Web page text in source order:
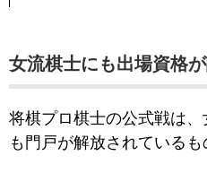
女流棋士にも出場資格
将棋プロ棋士の公式戦は
も門戸が解放されているも